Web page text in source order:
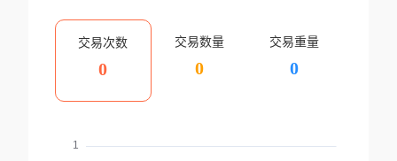
交易次数
0
交易数量
0
交易重量
0